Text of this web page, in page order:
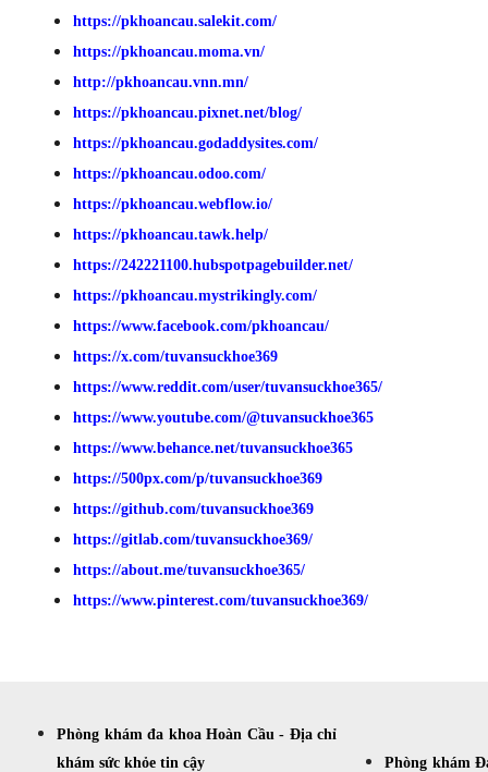
https://pkhoancau.salekit.com/
https://pkhoancau.moma.vn/
http://pkhoancau.vnn.mn/
https://pkhoancau.pixnet.net/blog/
https://pkhoancau.godaddysites.com/
https://pkhoancau.odoo.com/
https://pkhoancau.webflow.io/
https://pkhoancau.tawk.help/
https://242221100.hubspotpagebuilder.net/
https://pkhoancau.mystrikingly.com/
https://www.facebook.com/pkhoancau/
https://x.com/tuvansuckhoe369
https://www.reddit.com/user/tuvansuckhoe365/
https://www.youtube.com/@tuvansuckhoe365
https://www.behance.net/tuvansuckhoe365
https://500px.com/p/tuvansuckhoe369
https://github.com/tuvansuckhoe369
https://gitlab.com/tuvansuckhoe369/
https://about.me/tuvansuckhoe365/
https://www.pinterest.com/tuvansuckhoe369/
Phòng khám đa khoa Hoàn Cầu - Địa chỉ
khám sức khỏe tin cậy
Phòng khám